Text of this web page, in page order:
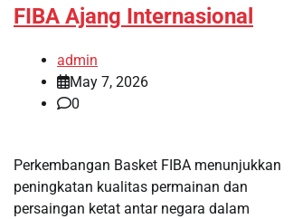
FIBA Ajang Internasional
admin
May 7, 2026
0
Perkembangan Basket FIBA menunjukkan
peningkatan kualitas permainan dan
persaingan ketat antar negara dalam